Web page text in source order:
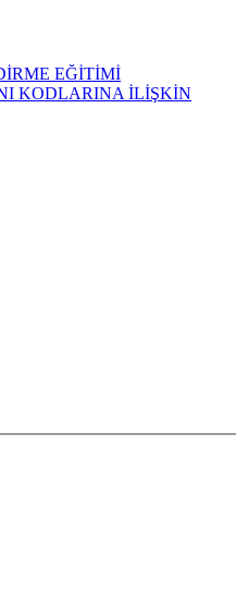
EĞİTİMİ
KODLARINA İLİŞKİN